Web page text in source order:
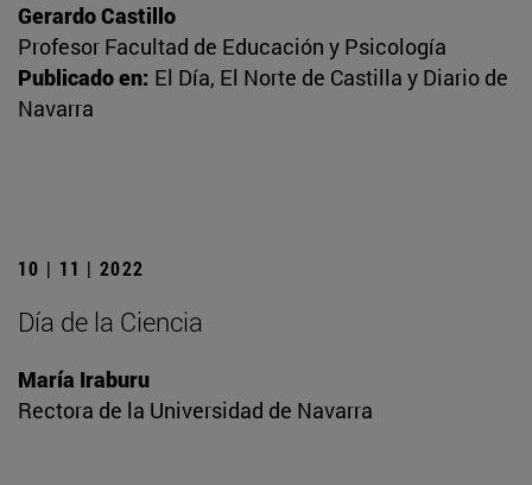
Gerardo Castillo
Profesor Facultad de Educación y Psicología
Publicado en: El Día, El Norte de Castilla y Diario de
Navarra
10 | 11 | 2022
Día de la Ciencia
María Iraburu
Rectora de la Universidad de Navarra